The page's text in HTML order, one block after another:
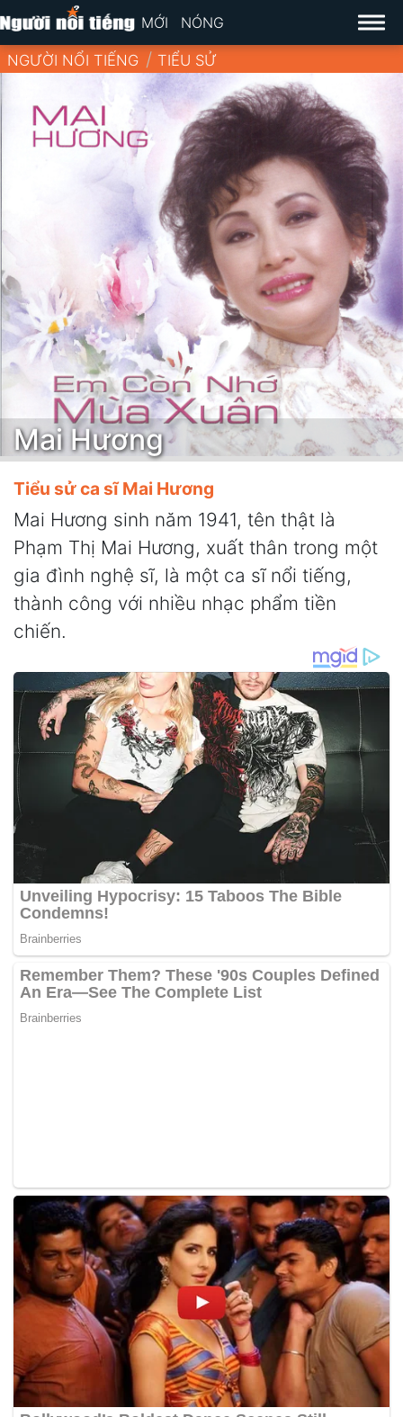
MỚI NÓNG
NGƯỜI NỔI TIẾNG TIỂU SỬ
Mai Hương
Tiểu sử ca sĩ Mai Hương
Mai Hương sinh năm 1941, tên thật là
Phạm Thị Mai Hương, xuất thân trong một
gia đình nghệ sĩ, là một ca sĩ nổi tiếng,
thành công với nhiều nhạc phẩm tiền
chiến.